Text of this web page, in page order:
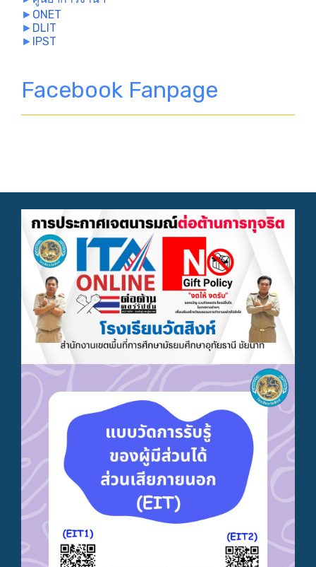
► ONET
► DLIT
► IPST
Facebook Fanpage